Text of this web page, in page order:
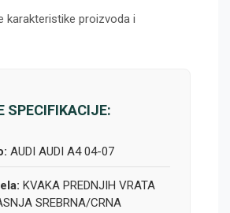
karakteristike proizvoda i
SPECIFIKACIJE:
AUDI AUDI A4 04-07
KVAKA PREDNJIH VRATA
SREBRNA/CRNA